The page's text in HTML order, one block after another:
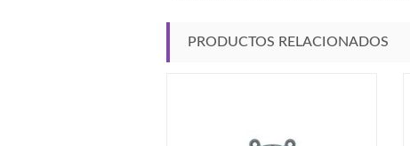
PRODUCTOS RELACIONADOS